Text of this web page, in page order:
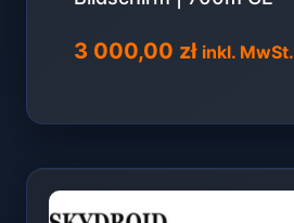
3 000,00 zł inkl. MwSt.